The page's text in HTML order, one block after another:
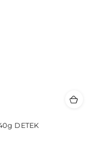
DETEK